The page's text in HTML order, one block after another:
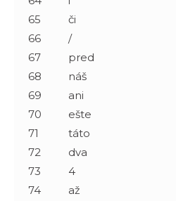
65
či
66
/
67
pred
68
náš
69
ani
70
ešte
71
táto
72
dva
73
4
74
až